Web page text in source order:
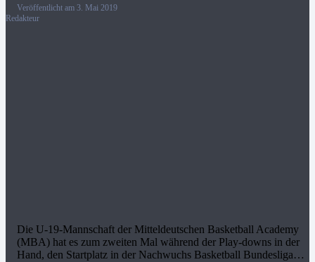
Veröffentlicht am 3. Mai 2019
Redakteur
Die U-19-Mannschaft der Mitteldeutschen Basketball Academy
(MBA) hat es zum zweiten Mal während der Play-downs in der
Hand, den Startplatz in der Nachwuchs Basketball Bundesliga…